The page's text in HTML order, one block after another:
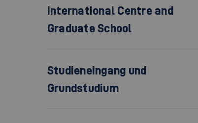
International Centre and
Graduate School
Studieneingang und
Grundstudium